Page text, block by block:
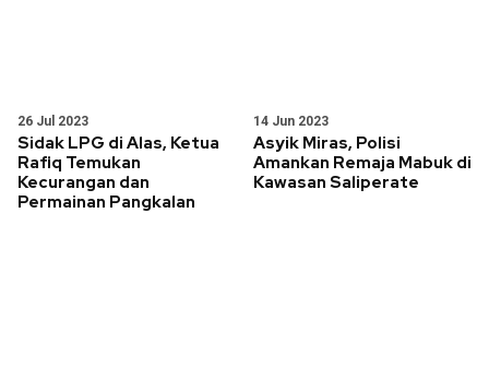
26 Jul 2023
Sidak LPG di Alas, Ketua
Rafiq Temukan
Kecurangan dan
Permainan Pangkalan
14 Jun 2023
Asyik Miras, Polisi
Amankan Remaja Mabuk di
Kawasan Saliperate